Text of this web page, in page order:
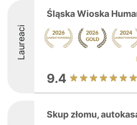
Laureaci
Śląska Wioska
9.4
Skup złomu,